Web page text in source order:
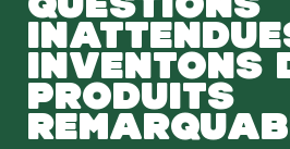
INVENTONS
PRODUITS